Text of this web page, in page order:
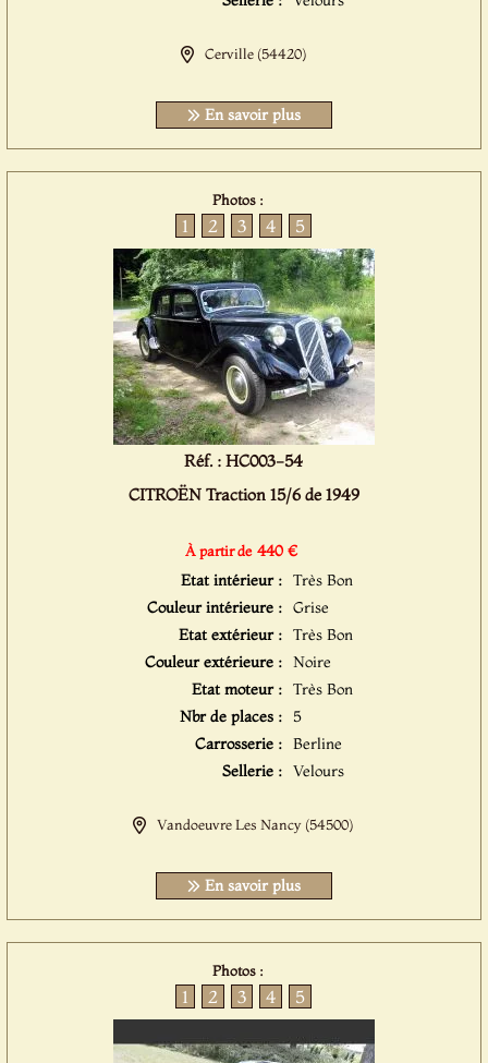
Cerville (54420)
En savoir plus
Photos :
1 2 3 4 5
Réf. : HC003-54
CITROËN Traction 15/6 de 1949
À partir de 440 €
Etat intérieur : Très Bon
Couleur intérieure : Grise
Etat extérieur : Très Bon
Couleur extérieure : Noire
Etat moteur : Très Bon
Nbr de places : 5
Carrosserie : Berline
Sellerie : Velours
Vandoeuvre Les Nancy (54500)
En savoir plus
Photos :
1 2 3 4 5